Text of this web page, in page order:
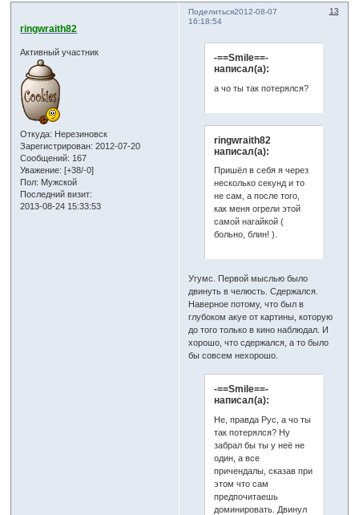
Поделиться 13
2012-08-07
16:18:54
ringwraith82
Активный участник
Откуда: Нерезиновск
Зарегистрирован: 2012-07-20
Сообщений: 167
Уважение: [+38/-0]
Пол: Мужской
Последний визит:
2013-08-24 15:33:53
-==Smile==-
написал(а):
а чо ты так потерялся?
ringwraith82
написал(а):
Пришёл в себя я через
несколько секунд и то
не сам, а после того,
как меня огрели этой
самой нагайкой (
больно, блин! ).
Угумс. Первой мыслью было
двинуть в челюсть. Сдержался.
Наверное потому, что был в
глубоком акуе от картины, которую
до того только в кино наблюдал. И
хорошо, что сдержался, а то было
бы совсем нехорошо.
-==Smile==-
написал(а):
Не, правда Рус, а чо ты
так потерялся? Ну
забрал бы ты у неё не
один, а все
причендалы, сказав при
этом что сам
предпочитаешь
доминировать. Двинул